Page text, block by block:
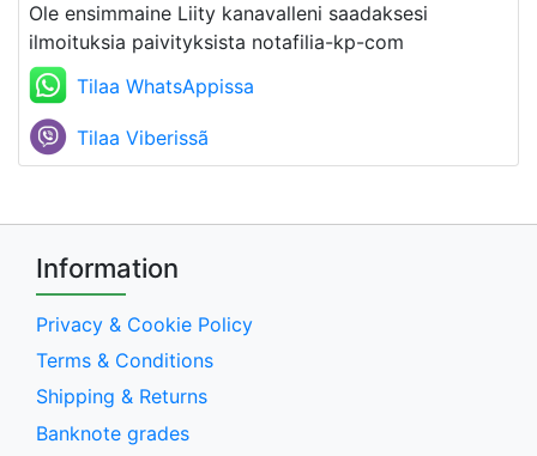
Ole ensimmaine Liity kanavalleni saadaksesi
ilmoituksia paivityksista notafilia-kp-com
Tilaa WhatsAppissa
Tilaa Viberissã
Information
Privacy & Cookie Policy
Terms & Conditions
Shipping & Returns
Banknote grades